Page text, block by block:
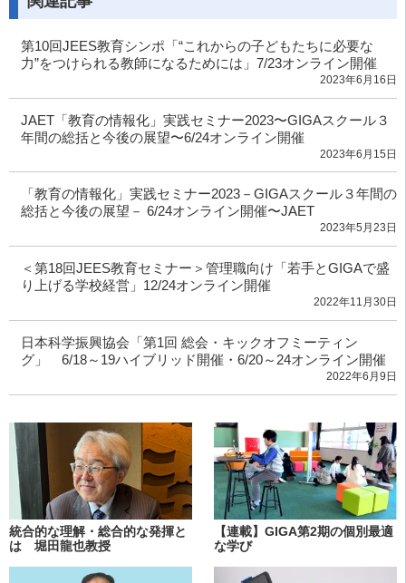
第10回JEES教育シンポ「“これからの子どもたちに必要な
力”をつけられる教師になるためには」7/23オンライン開催
2023年6月16日
JAET「教育の情報化」実践セミナー2023〜GIGAスクール３
年間の総括と今後の展望〜6/24オンライン開催
2023年6月15日
「教育の情報化」実践セミナー2023－GIGAスクール３年間の
総括と今後の展望－ 6/24オンライン開催〜JAET
2023年5月23日
＜第18回JEES教育セミナー＞管理職向け「若手とGIGAで盛
り上げる学校経営」12/24オンライン開催
2022年11月30日
日本科学振興協会「第1回 総会・キックオフミーティン
グ」 6/18～19ハイブリッド開催・6/20～24オンライン開催
2022年6月9日
統合的な理解・総合的な発揮と
は 堀田龍也教授
【連載】GIGA第2期の個別最適
な学び